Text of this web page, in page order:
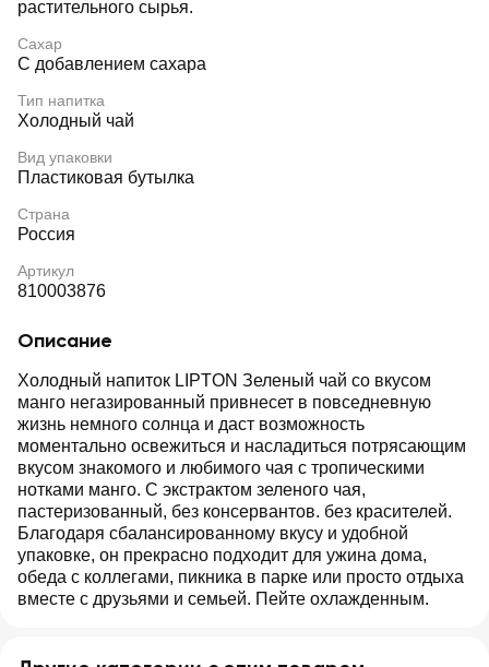
растительного сырья.
Сахар
С добавлением сахара
Тип напитка
Холодный чай
Вид упаковки
Пластиковая бутылка
Страна
Россия
Артикул
810003876
Описание
Холодный напиток LIPTON Зеленый чай со вкусом
манго негазированный привнесет в повседневную
жизнь немного солнца и даст возможность
моментально освежиться и насладиться потрясающим
вкусом знакомого и любимого чая с тропическими
нотками манго. С экстрактом зеленого чая,
пастеризованный, без консервантов. без красителей.
Благодаря сбалансированному вкусу и удобной
упаковке, он прекрасно подходит для ужина дома,
обеда с коллегами, пикника в парке или просто отдыха
вместе с друзьями и семьей. Пейте охлажденным.